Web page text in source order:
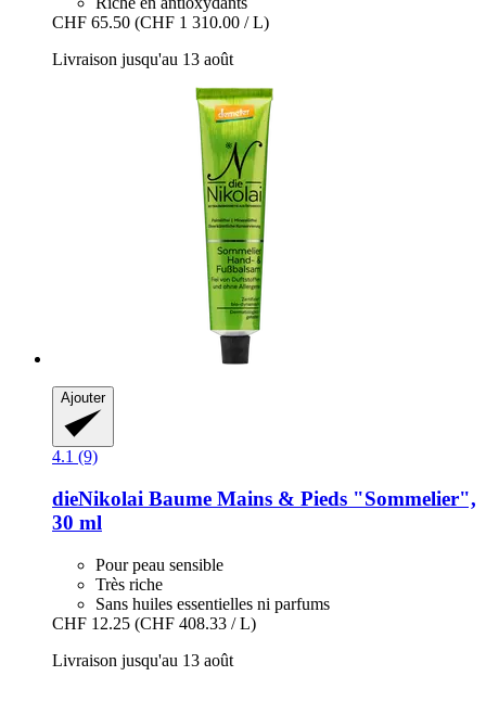
CHF 65.50 (CHF 1 310.00 / L)
Livraison jusqu'au 13 août
Ajouter
4.1 (9)
dieNikolai Baume Mains & Pieds "Sommelier",
30 ml
Pour peau sensible
Très riche
Sans huiles essentielles ni parfums
CHF 12.25 (CHF 408.33 / L)
Livraison jusqu'au 13 août